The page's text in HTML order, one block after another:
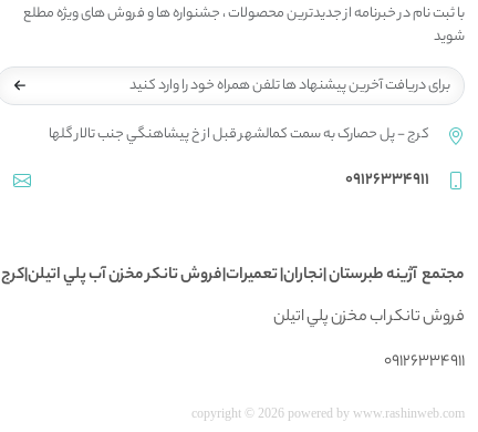
با ثبت نام در خبرنامه از جدیدترین محصولات ، جشنواره ها و فروش های ویژه مطلع
شوید
کرج - پل حصارک به سمت کمالشهر قبل از خ پيشاهنگي جنب تالار گلها
09126334911
مجتمع آژينه طبرستان |نجاران| تعميرات|فروش تانکر مخزن آب پلي اتيلن|کرج
فروش تانکر اب مخزن پلي اتيلن
09126334911
copyright © 2026 powered by www.rashinweb.com